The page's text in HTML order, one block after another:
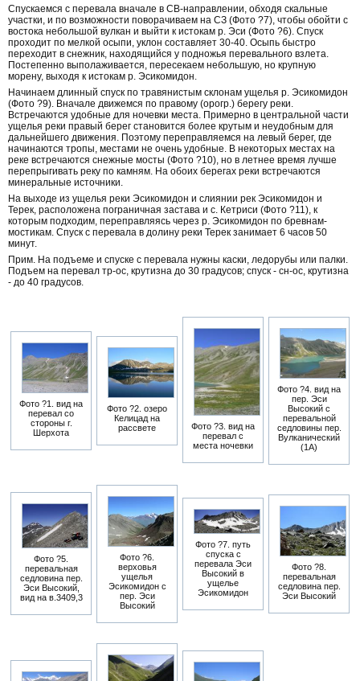
Спускаемся с перевала вначале в СВ-направлении, обходя скальные
участки, и по возможности поворачиваем на СЗ (Фото ?7), чтобы обойти с
востока небольшой вулкан и выйти к истокам р. Эси (Фото ?6). Спуск
проходит по мелкой осыпи, уклон составляет 30-40. Осыпь быстро
переходит в снежник, находящийся у подножья перевального взлета.
Постепенно выполаживается, пересекаем небольшую, но крупную
морену, выходя к истокам р. Эсикомидон.
Начинаем длинный спуск по травянистым склонам ущелья р. Эсикомидон
(Фото ?9). Вначале движемся по правому (орогр.) берегу реки.
Встречаются удобные для ночевки места. Примерно в центральной части
ущелья реки правый берег становится более крутым и неудобным для
дальнейшего движения. Поэтому переправляемся на левый берег, где
начинаются тропы, местами не очень удобные. В некоторых местах на
реке встречаются снежные мосты (Фото ?10), но в летнее время лучше
перепрыгивать реку по камням. На обоих берегах реки встречаются
минеральные источники.
На выходе из ущелья реки Эсикомидон и слиянии рек Эсикомидон и
Терек, расположена пограничная застава и с. Кетриси (Фото ?11), к
которым подходим, переправляясь через р. Эсикомидон по бревнам-
мостикам. Спуск с перевала в долину реки Терек занимает 6 часов 50
минут.
Прим. На подъеме и спуске с перевала нужны каски, ледорубы или палки.
Подъем на перевал тр-ос, крутизна до 30 градусов; спуск - сн-ос, крутизна
- до 40 градусов.
Фото ?1. вид на
перевал со
стороны г.
Шерхота
Фото ?2. озеро
Келицад на
рассвете
Фото ?3. вид на
перевал с
места ночевки
Фото ?4. вид на
пер. Эси
Высокий с
перевальной
седловины пер.
Вулканический
(1А)
Фото ?5.
перевальная
седловина пер.
Эси Высокий,
вид на в.3409,3
Фото ?6.
верховья
ущелья
Эсикомидон с
пер. Эси
Высокий
Фото ?7. путь
спуска с
перевала Эси
Высокий в
ущелье
Эсикомидон
Фото ?8.
перевальная
седловина пер.
Эси Высокий